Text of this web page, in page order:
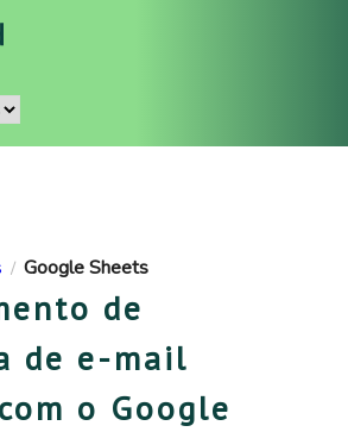
/ Google Sheets
de
de e-mail
o Google